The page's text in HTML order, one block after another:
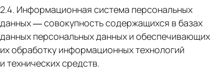
2.4. Информационная система персональных
данных — совокупность содержащихся в базах
данных персональных данных и обеспечивающих
их обработку информационных технологий
и технических средств.